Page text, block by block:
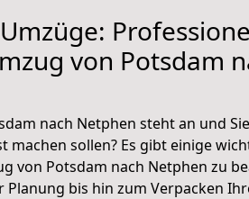
von Potsdam
nach Netphen steht an und
machen sollen? Es gibt einige
von Potsdam nach Netphen zu
Planung bis hin zum Verpacken